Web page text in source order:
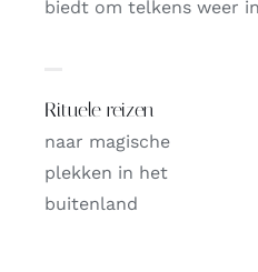
biedt om telkens weer
Rituele reizen
naar magische
plekken in het
buitenland